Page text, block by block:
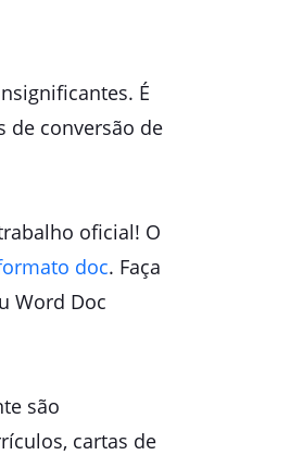
É
de conversão de
oficial! O
doc. Faça
Word Doc
são
cartas de